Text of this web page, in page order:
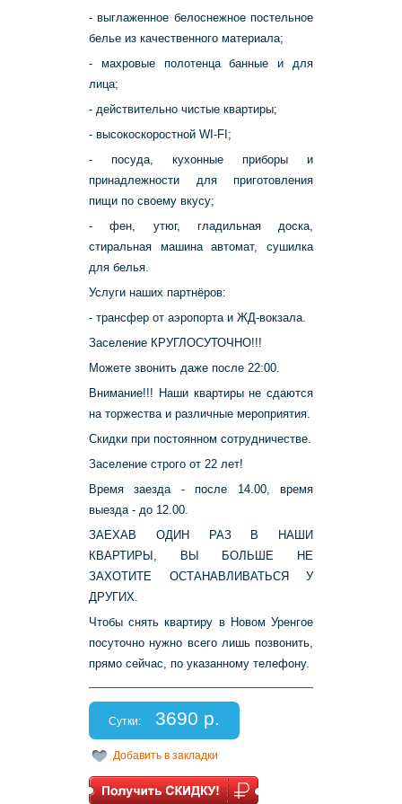
- выглаженное белоснежное постельное
белье из качественного материала;
- махровые полотенца банные и для
лица;
- действительно чистые квартиры;
- высокоскоростной WI-FI;
- посуда, кухонные приборы и
принадлежности для приготовления
пищи по своему вкусу;
- фен, утюг, гладильная доска,
стиральная машина автомат, сушилка
для белья.
Услуги наших партнёров:
- трансфер от аэропорта и ЖД-вокзала.
Заселение КРУГЛОСУТОЧНО!!!
Можете звонить даже после 22:00.
Внимание!!! Наши квартиры не сдаются
на торжества и различные мероприятия.
Скидки при постоянном сотрудничестве.
Заселение строго от 22 лет!
Время заезда - после 14.00, время
выезда - до 12.00.
ЗАЕХАВ ОДИН РАЗ В НАШИ
КВАРТИРЫ, ВЫ БОЛЬШЕ НЕ
ЗАХОТИТЕ ОСТАНАВЛИВАТЬСЯ У
ДРУГИХ.
Чтобы снять квартиру в Новом Уренгое
посуточно нужно всего лишь позвонить,
прямо сейчас, по указанному телефону.
Сутки: 3690 р.
Добавить в закладки